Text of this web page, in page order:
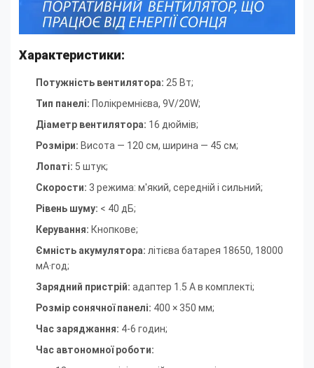
Характеристики:
Потужність вентилятора: 25 Вт;
Тип панелі: Полікремнієва, 9V/20W;
Діаметр вентилятора: 16 дюймів;
Розміри: Висота — 120 см, ширина — 45 см;
Лопаті: 5 штук;
Скорости: 3 режима: м'який, середній і сильний;
Рівень шуму: < 40 дБ;
Керування: Кнопкове;
Ємність акумулятора: літієва батарея 18650, 18000
мА·год;
Зарядний пристрій: адаптер 1.5 А в комплекті;
Розмір сонячної панелі: 400 × 350 мм;
Час заряджання: 4-6 годин;
Час автономної роботи: